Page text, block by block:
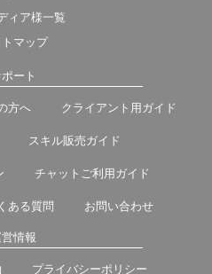
ィア様一覧
マップ
ート
方へ クライアント用ガイド
スキル販売ガイド
チャットご利用ガイド
ある質問 お問い合わせ
情報
プライバシーポリシー